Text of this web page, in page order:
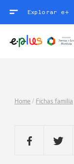
Explorar e+
Home / Fichas familia